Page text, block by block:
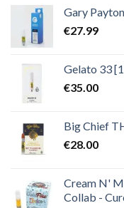
Gary Payton
€27.99
Gelato 33
€35.00
Big Chief
€28.00
Cream N'
Collab -